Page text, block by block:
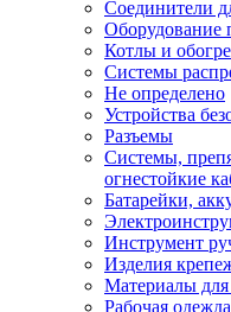
Соединители
Оборудование
Котлы и
Системы
Не определено
Устройства
Разъемы
Системы,
огнестойкие
Батарейки,
Инструмент
Изделия
Материалы
Рабочая